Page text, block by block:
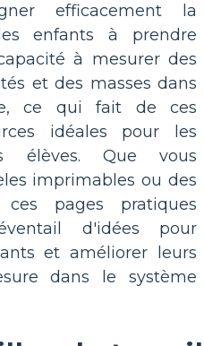
efficacement la
enfants à prendre
à mesurer des
et des masses dans
ce qui fait de ces
idéales pour les
élèves. Que vous
imprimables ou des
ces pages pratiques
d'idées pour
et améliorer leurs
dans le système